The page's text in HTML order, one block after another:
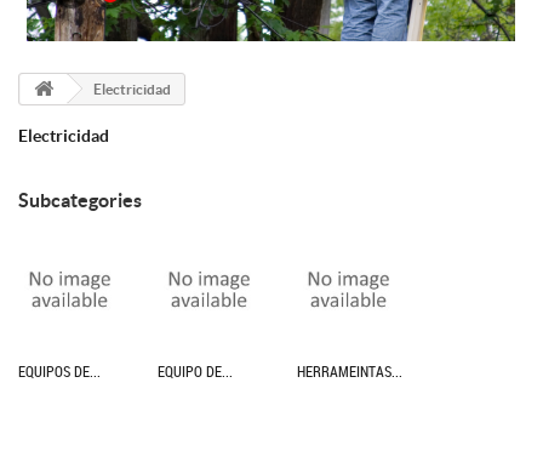
Electricidad
Electricidad
Subcategories
EQUIPOS DE... EQUIPO DE... HERRAMEINTAS...